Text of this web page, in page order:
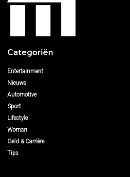
Categoriën
Entertainment
Nieuws
Automotive
Sport
Lifestyle
Woman
Geld & Carrière
Tips